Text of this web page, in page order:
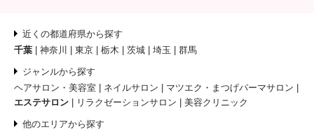
近くの都道府県から探す
千葉
神奈川 東京 栃木 茨城 埼玉 群馬
ジャンルから探す
ヘアサロン・美容室
ネイルサロン
マツエク・まつげパーマサロン
エステサロン
リラクゼーションサロン 美容クリニック
他のエリアから探す